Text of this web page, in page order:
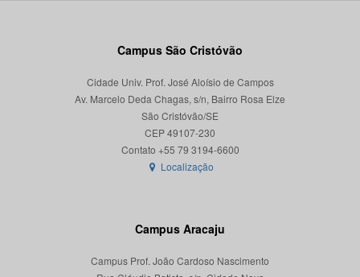
Campus São Cristóvão
Cidade Univ. Prof. José Aloísio de Campos
Av. Marcelo Deda Chagas, s/n, Bairro Rosa Elze
São Cristóvão/SE
CEP 49107-230
Localização
Campus Aracaju
Campus Prof. João Cardoso Nascimento